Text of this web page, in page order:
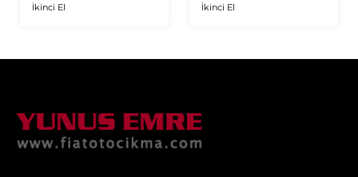
İkinci El İkinci El